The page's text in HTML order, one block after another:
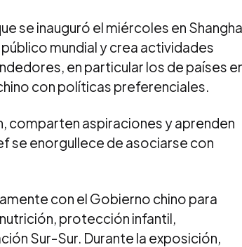
se inauguró el miércoles en
mundial y crea actividades
en particular los de países
con políticas preferenciales.
comparten aspiraciones y aprenden
se enorgullece de asociarse con
con el Gobierno chino para
protección infantil,
Sur-Sur. Durante la exposición,